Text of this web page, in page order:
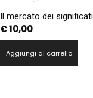
Il mercato dei significati
€10,00
Aggiungi al carrello